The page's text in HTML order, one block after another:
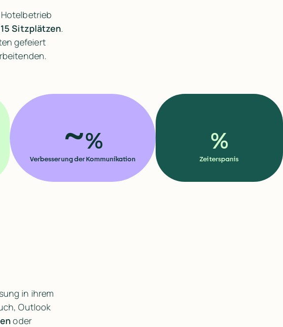
Sitzplätzen.
gefeiert
~%
Verbesserung der Kommunikation
%
Zeiterspanis
in ihrem
Outlook
oder